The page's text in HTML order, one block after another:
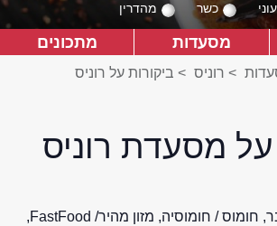
כשר מהדרין
מסעדות מתכונים
> רוניס > ביקורות על רוניס
על מסעדת רוניס
בשרים, גריל בר, חומוס / חומוסיה, מזון מהיר/ FastFood,